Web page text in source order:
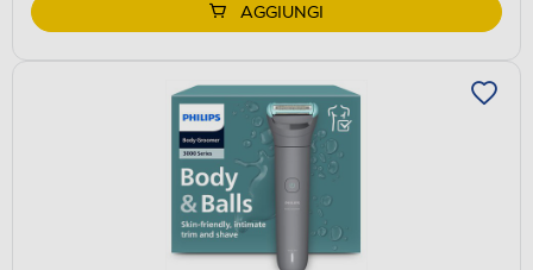
AGGIUNGI